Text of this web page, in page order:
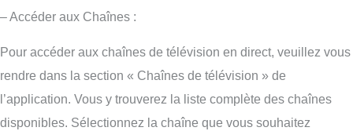
– Accéder aux Chaînes :
Pour accéder aux chaînes de télévision en direct, veuillez vous
rendre dans la section « Chaînes de télévision » de
l’application. Vous y trouverez la liste complète des chaînes
disponibles. Sélectionnez la chaîne que vous souhaitez